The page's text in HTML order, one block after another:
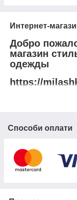
Интернет-
Добро
магазин
одежды
https://
Вашему
Делайте
Способи оплати